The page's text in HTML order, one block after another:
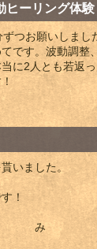
ヒーリング体験
つお願いしまし
です。波動調整
に2人とも若返っ
いました。
！